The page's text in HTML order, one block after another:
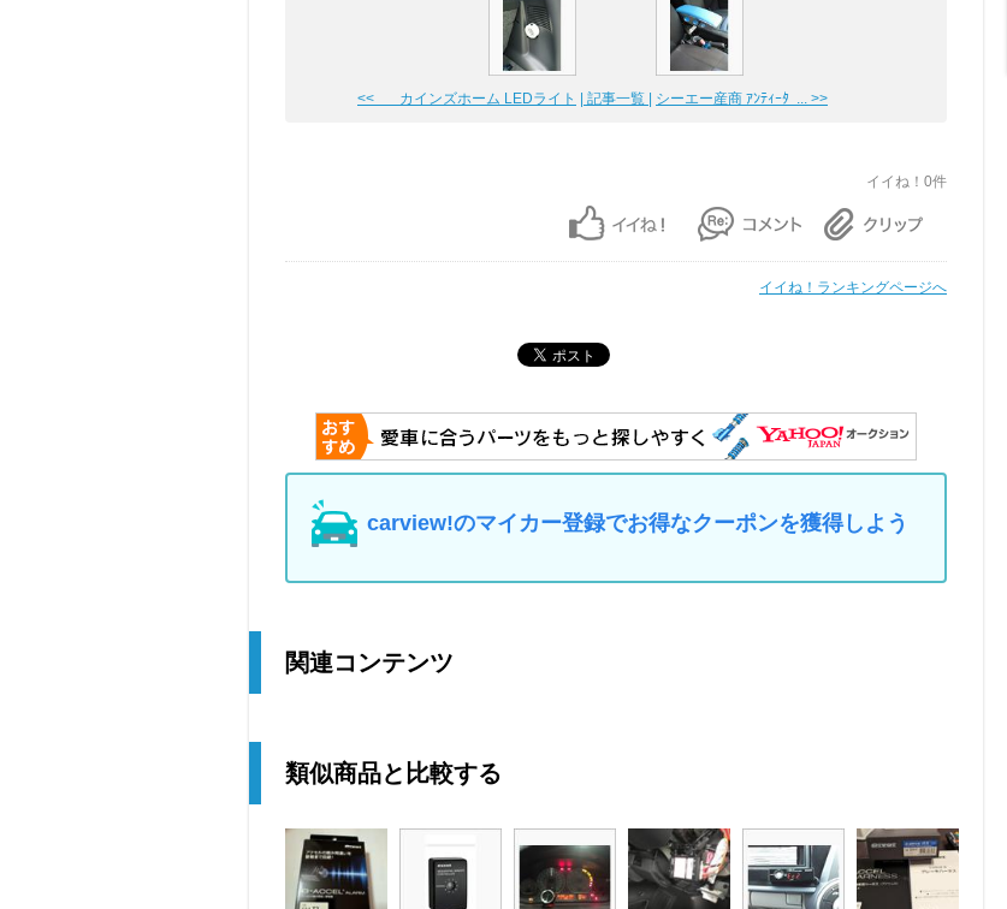
<< カインズホーム LEDライト | 記事一覧 | シーエー産商 ｱﾝﾃｨｰﾀ ... >>
イイね！0件
イイね！ランキングページへ
carview!のマイカー登録でお得なクーポンを獲得しよう
関連コンテンツ
類似商品と比較する